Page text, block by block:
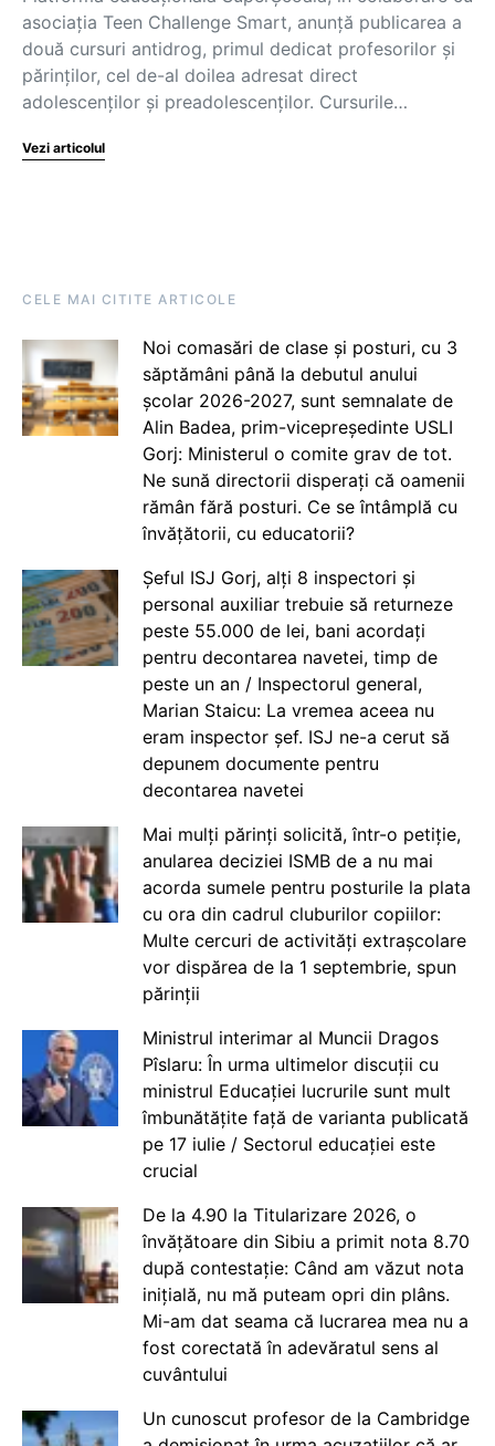
asociația Teen Challenge Smart, anunță publicarea a
două cursuri antidrog, primul dedicat profesorilor și
părinților, cel de-al doilea adresat direct
adolescenților și preadolescenților. Cursurile…
Vezi articolul
CELE MAI CITITE ARTICOLE
Noi comasări de clase și posturi, cu 3
săptămâni până la debutul anului
școlar 2026-2027, sunt semnalate de
Alin Badea, prim-vicepreședinte USLI
Gorj: Ministerul o comite grav de tot.
Ne sună directorii disperați că oamenii
rămân fără posturi. Ce se întâmplă cu
învățătorii, cu educatorii?
Șeful ISJ Gorj, alți 8 inspectori și
personal auxiliar trebuie să returneze
peste 55.000 de lei, bani acordați
pentru decontarea navetei, timp de
peste un an / Inspectorul general,
Marian Staicu: La vremea aceea nu
eram inspector șef. ISJ ne-a cerut să
depunem documente pentru
decontarea navetei
Mai mulți părinți solicită, într-o petiție,
anularea deciziei ISMB de a nu mai
acorda sumele pentru posturile la plata
cu ora din cadrul cluburilor copiilor:
Multe cercuri de activități extrașcolare
vor dispărea de la 1 septembrie, spun
părinții
Ministrul interimar al Muncii Dragos
Pîslaru: În urma ultimelor discuții cu
ministrul Educației lucrurile sunt mult
îmbunătățite față de varianta publicată
pe 17 iulie / Sectorul educației este
crucial
De la 4.90 la Titularizare 2026, o
învățătoare din Sibiu a primit nota 8.70
după contestație: Când am văzut nota
inițială, nu mă puteam opri din plâns.
Mi-am dat seama că lucrarea mea nu a
fost corectată în adevăratul sens al
cuvântului
Un cunoscut profesor de la Cambridge